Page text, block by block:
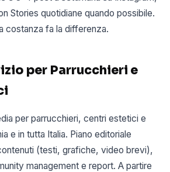
Stories quotidiane quando possibile.
costanza fa la differenza.
per Parrucchieri e
per parrucchieri, centri estetici e
e in tutta Italia. Piano editoriale
(testi, grafiche, video brevi),
management e report. A partire